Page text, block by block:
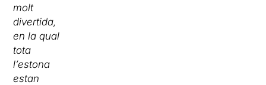
molt
divertida,
en la qual
tota
l’estona
estan